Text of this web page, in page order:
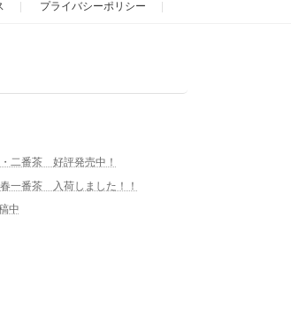
プライバシーポリシー
二番茶 好評発売中！
一番茶 入荷しました！！
中